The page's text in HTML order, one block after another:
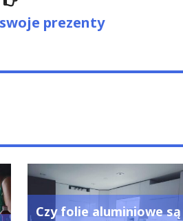
post:prezenty
Czy folie aluminiowe są